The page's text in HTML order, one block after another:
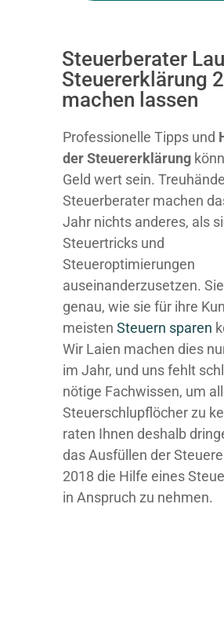
Steuerberater
Steuererklärung
machen lassen
Professionelle Tipps und
der Steuererklärung
Geld wert sein.
Steuerberater machen
Jahr nichts anderes, als
Steuertricks und
Steueroptimierungen
auseinanderzusetzen.
genau, wie sie für ihre
meisten Steuern sparen
Wir Laien machen dies
im Jahr, und uns fehlt
nötige Fachwissen, um
Steuerschlupflöcher zu
raten Ihnen deshalb
das Ausfüllen der
2018 die Hilfe eines
in Anspruch zu nehmen.